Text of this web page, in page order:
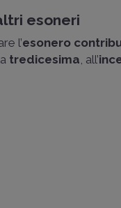
esoneri
l’esonero
tredicesima, all’